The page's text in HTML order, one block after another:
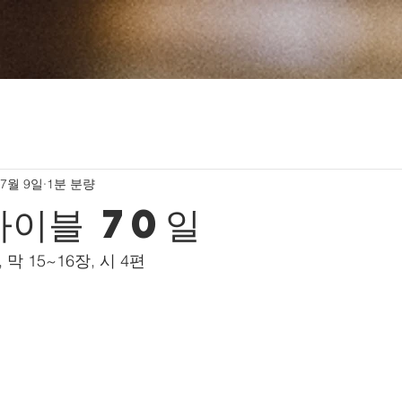
이블 70일
월 9일 1분 분량
막 15~16장, 시 4편